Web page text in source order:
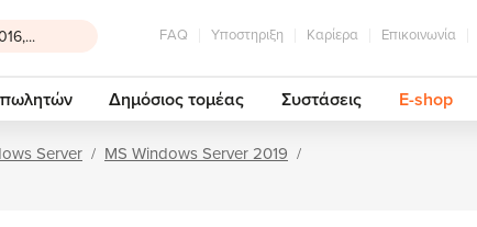
FAQ Υποστηριξη Καρίερα Επικοινωνία
Δημόσιος τομέας Συστάσεις E-shop
Server
MS Windows Server 2019